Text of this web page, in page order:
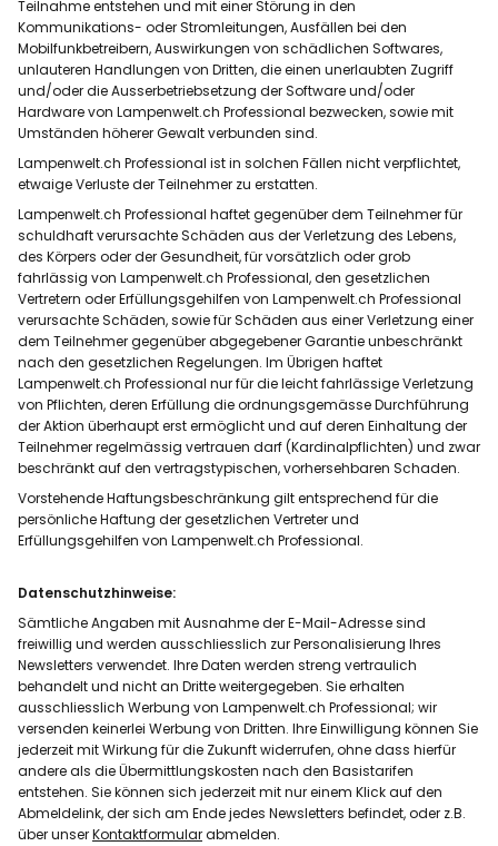
Teilnahme entstehen und mit einer Störung in den
Kommunikations- oder Stromleitungen, Ausfällen bei den
Mobilfunkbetreibern, Auswirkungen von schädlichen Softwares,
unlauteren Handlungen von Dritten, die einen unerlaubten Zugriff
und/oder die Ausserbetriebsetzung der Software und/oder
Hardware von Lampenwelt.ch Professional bezwecken, sowie mit
Umständen höherer Gewalt verbunden sind.
Lampenwelt.ch Professional ist in solchen Fällen nicht verpflichtet,
etwaige Verluste der Teilnehmer zu erstatten.
Lampenwelt.ch Professional haftet gegenüber dem Teilnehmer für
schuldhaft verursachte Schäden aus der Verletzung des Lebens,
des Körpers oder der Gesundheit, für vorsätzlich oder grob
fahrlässig von Lampenwelt.ch Professional, den gesetzlichen
Vertretern oder Erfüllungsgehilfen von Lampenwelt.ch Professional
verursachte Schäden, sowie für Schäden aus einer Verletzung einer
dem Teilnehmer gegenüber abgegebener Garantie unbeschränkt
nach den gesetzlichen Regelungen. Im Übrigen haftet
Lampenwelt.ch Professional nur für die leicht fahrlässige Verletzung
von Pflichten, deren Erfüllung die ordnungsgemässe Durchführung
der Aktion überhaupt erst ermöglicht und auf deren Einhaltung der
Teilnehmer regelmässig vertrauen darf (Kardinalpflichten) und zwar
beschränkt auf den vertragstypischen, vorhersehbaren Schaden.
Vorstehende Haftungsbeschränkung gilt entsprechend für die
persönliche Haftung der gesetzlichen Vertreter und
Erfüllungsgehilfen von Lampenwelt.ch Professional.
Datenschutzhinweise:
Sämtliche Angaben mit Ausnahme der E-Mail-Adresse sind
freiwillig und werden ausschliesslich zur Personalisierung Ihres
Newsletters verwendet. Ihre Daten werden streng vertraulich
behandelt und nicht an Dritte weitergegeben. Sie erhalten
ausschliesslich Werbung von Lampenwelt.ch Professional; wir
versenden keinerlei Werbung von Dritten. Ihre Einwilligung können Sie
jederzeit mit Wirkung für die Zukunft widerrufen, ohne dass hierfür
andere als die Übermittlungskosten nach den Basistarifen
entstehen. Sie können sich jederzeit mit nur einem Klick auf den
Abmeldelink, der sich am Ende jedes Newsletters befindet, oder z.B.
über unserKontaktformularabmelden.